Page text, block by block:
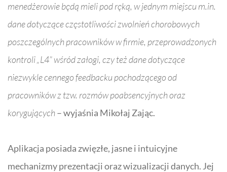
menedżerowie będą mieli pod ręką, w jednym miejscu m.in.
dane dotyczące częstotliwości zwolnień chorobowych
poszczególnych pracowników w firmie, przeprowadzonych
kontroli „L4” wśród załogi, czy też dane dotyczące
niezwykle cennego feedbacku pochodzącego od
pracowników z tzw. rozmów poabsencyjnych oraz
korygujących– wyjaśnia Mikołaj Zając.
Aplikacja posiada zwięzłe, jasne i intuicyjne
mechanizmy prezentacji oraz wizualizacji danych. Jej